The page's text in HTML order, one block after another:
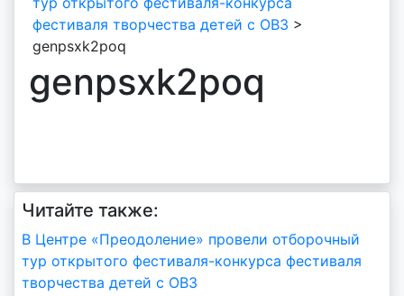
фестиваля творчества детей с ОВЗ >
genpsxk2poq
genpsxk2poq
Читайте также:
Навигация
по
В Центре «Преодоление» провели отборочный
тур открытого фестиваля-конкурса фестиваля
творчества детей с ОВЗ